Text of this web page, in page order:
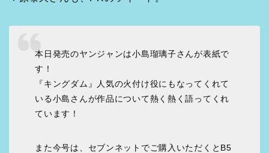
本日発売のヤンジャンは小島瑠璃子さんが表紙で
す！
『キングダム』人気の火付け役にもなってくれて
いる小島さんが作品について熱く熱く語ってくれ
ています！
また今号は、セブンネットでご購入いただくとB5